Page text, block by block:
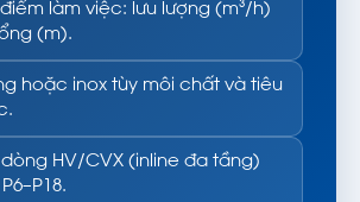
làm việc: lưu lượng (m³/h)
(m).
hoặc inox tùy môi chất và tiêu
HV/CVX (inline đa tầng)